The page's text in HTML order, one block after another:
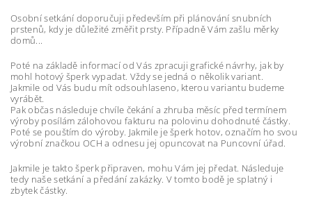
Osobní setkání doporučuji především při plánování snubních
prstenů, kdy je důležité změřit prsty. Případně Vám zašlu měrky
domů...
Poté na základě informací od Vás zpracuji grafické návrhy, jak by
mohl hotový šperk vypadat. Vždy se jedná o několik variant.
Jakmile od Vás budu mít odsouhlaseno, kterou variantu budeme
vyrábět.
Pak občas následuje chvíle čekání a zhruba měsíc před termínem
výroby posílám zálohovou fakturu na polovinu dohodnuté částky.
Poté se pouštím do výroby. Jakmile je šperk hotov, označím ho svou
výrobní značkou OCH a odnesu jej opuncovat na Puncovní úřad.
Jakmile je takto šperk připraven, mohu Vám jej předat. Následuje
tedy naše setkání a předání zakázky. V tomto bodě je splatný i
zbytek částky.